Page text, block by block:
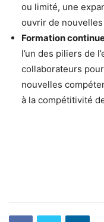
ou limité, une
ouvrir de
Formation
l’un des piliers de
collaborateurs
nouvelles
à la compétitivité